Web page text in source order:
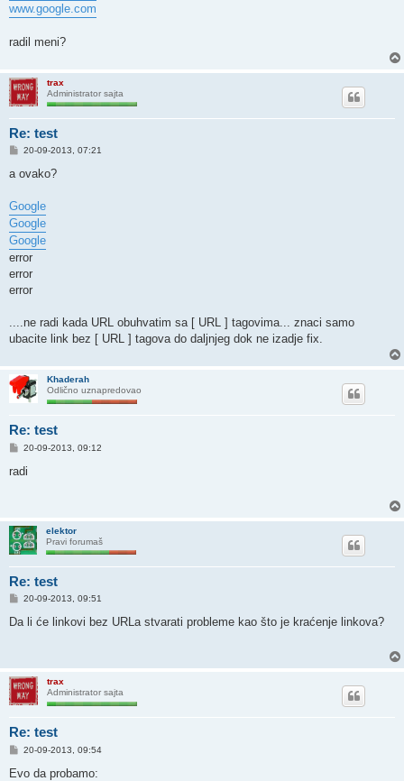
www.google.com
radil meni?
trax
Administrator sajta
Re: test
P
s
20-09-2013, 07:21
a ovako?
Google
Google
Google
error
error
error
....ne radi kada URL obuhvatim sa [ URL ] tagovima... znaci samo
ubacite link bez [ URL ] tagova do daljnjeg dok ne izadje fix.
Khaderah
Odlično uznapredovao
Re: test
P
s
20-09-2013, 09:12
radi
elektor
Pravi forumaš
Re: test
P
s
20-09-2013, 09:51
Da li će linkovi bez URLa stvarati probleme kao što je kraćenje linkova?
trax
Administrator sajta
Re: test
P
s
20-09-2013, 09:54
Evo da probamo: